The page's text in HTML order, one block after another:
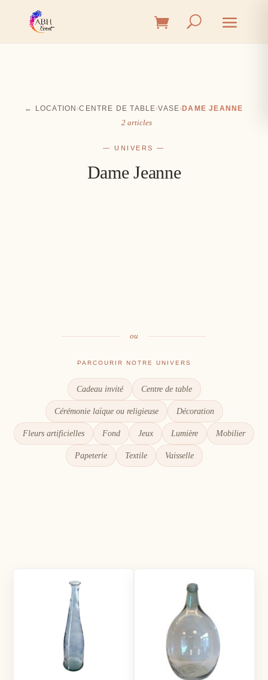
← LOCATION ›CENTRE DE TABLE›VASE›DAME JEANNE
2 articles
— UNIVERS —
Dame Jeanne
ou
PARCOURIR NOTRE UNIVERS
Cadeau invité Centre de table
Cérémonie laïque ou religieuse Décoration
Fleurs artificielles Fond Jeux Lumière Mobilier
Papeterie Textile Vaisselle